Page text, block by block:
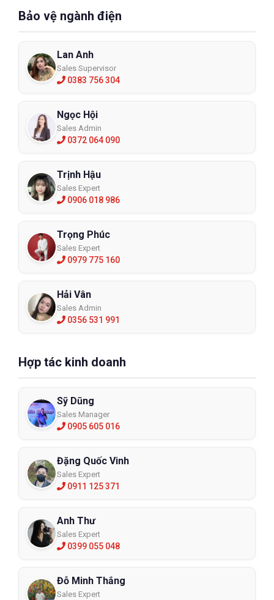
Bảo vệ ngành điện
Lan Anh
Sales Supervisor
0383 756 304
Ngọc Hội
Sales Admin
0372 064 090
Trịnh Hậu
Sales Expert
0906 018 986
Trọng Phúc
Sales Expert
0979 775 160
Hải Vân
Sales Admin
0356 531 991
Hợp tác kinh doanh
Sỹ Dũng
Sales Manager
0905 605 016
Đặng Quốc Vinh
Sales Expert
0911 125 371
Anh Thư
Sales Expert
0399 055 048
Đỗ Minh Thắng
Sales Expert